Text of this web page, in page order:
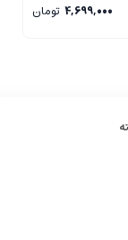
4,699,000 تومان